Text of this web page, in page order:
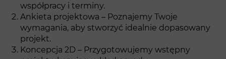
współpracy i terminy.
Ankieta projektowa – Poznajemy Twoje
wymagania, aby stworzyć idealnie dopasowany
projekt.
Koncepcja 2D – Przygotowujemy wstępny